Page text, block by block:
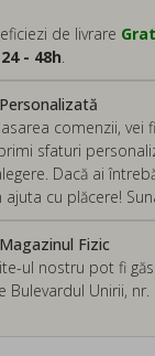
comenzii, vei
sfaturi
Dacă ai
cu plăcere!
de livrare
24 - 48h.
Fizic
ul nostru pot fi
Unirii, nr.